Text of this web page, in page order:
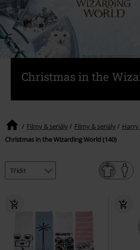
Christmas in the
Filmy & seriály Filmy & seriály
Christmas in the Wizarding World (140)